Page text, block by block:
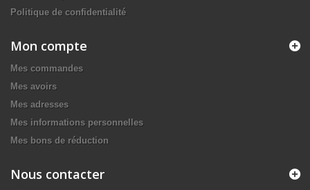
Politique de confidentialité
Mon compte
Mes commandes
Mes avoirs
Mes adresses
Mes informations personnelles
Mes bons de réduction
Nous contacter